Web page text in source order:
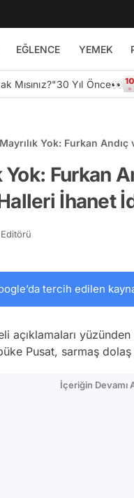
EĞLENCE YEMEK
Mısınız?"30 Yıl Önce👀
Mayrılık Yok: Furkan
Yok: Furkan
İhanet
tercih edilen
açıklamaları yüzünden
Pusat, sarmaş
İçeriğin Devamı